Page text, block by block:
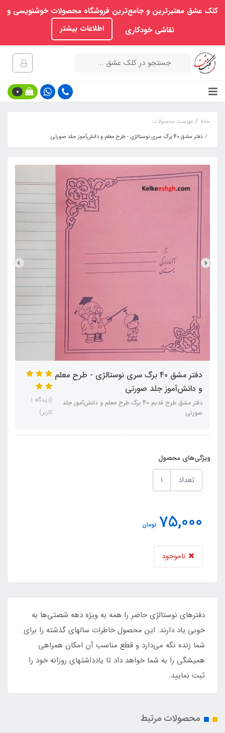
کلک عشق معتبرترین و جامع‌ترین فروشگاه محصولات خوشنویسی و
نقاشی خودکاری
اطلاعات بیشتر
0
خانه
فهرست محصولات
دفتر مشق 40 برگ سری نوستالژی - طرح معلم و دانش‌آموز جلد صورتی
دفتر مشق 40 برگ سری نوستالژی - طرح معلم
و دانش‌آموز جلد صورتی
دفتر مشق طرح قدیم 40 برگ طرح معلم و دانش‌آموز جلد
صورتی
(دیدگاه 1
کاربر)
ویژگی‌های محصول
تعداد
75,000 تومان
ناموجود
دفترهای نوستالژی حاضر را همه به ویژه دهه شصتی‌ها به
خوبی یاد دارند. این محصول خاطرات سالهای گذشته را برای
شما زنده نگه‌ می‌دارد و قطع مناسب آن امکان همراهی
همیشگی را به شما خواهد داد تا یادداشتهای روزانه خود را
ثبت نمایید.
محصولات مرتبط